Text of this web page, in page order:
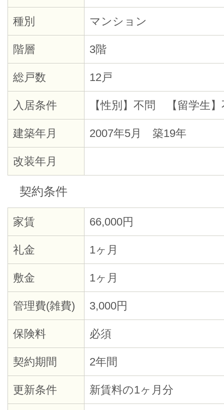
種別 マンション
階層 3階
総戸数 12戸
入居条件 【性別】不問 【留学生】
建築年月 2007年5月 築19年
改装年月
契約条件
家賃 66,000円
礼金 1ヶ月
敷金 1ヶ月
管理費(雑費) 3,000円
保険料 必須
契約期間 2年間
更新条件 新賃料の1ヶ月分